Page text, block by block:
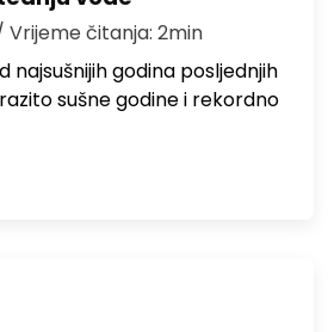
Vrijeme čitanja: 2min
najsušnijih godina posljednjih
sušne godine i rekordno